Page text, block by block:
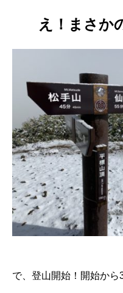
え！まさか
で、登山開始！開始か